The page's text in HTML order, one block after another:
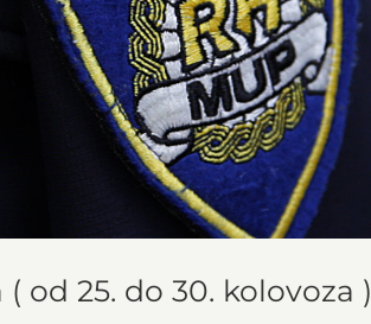
od 25. do 30. kolovoza )